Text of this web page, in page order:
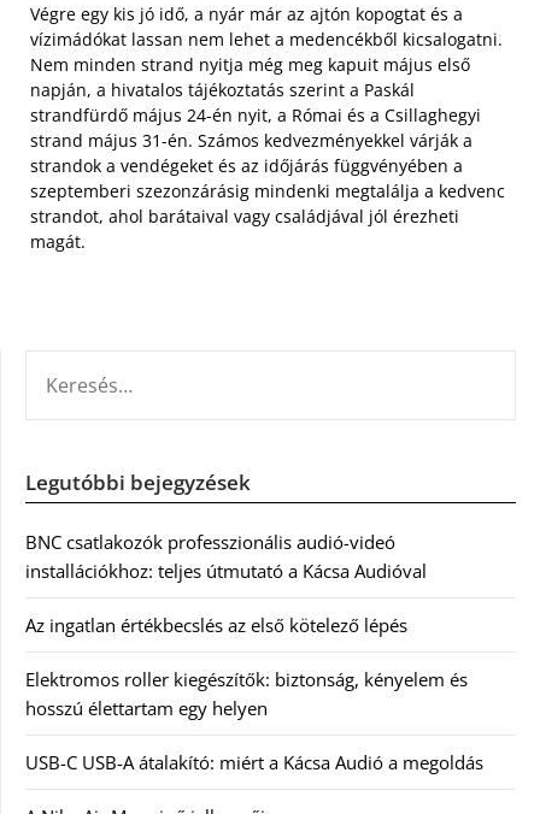
Végre egy kis jó idő, a nyár már az ajtón kopogtat és a
vízimádókat lassan nem lehet a medencékből kicsalogatni.
Nem minden strand nyitja még meg kapuit május első
napján, a hivatalos tájékoztatás szerint a Paskál
strandfürdő május 24-én nyit, a Római és a Csillaghegyi
strand május 31-én. Számos kedvezményekkel várják a
strandok a vendégeket és az időjárás függvényében a
szeptemberi szezonzárásig mindenki megtalálja a kedvenc
strandot, ahol barátaival vagy családjával jól érezheti
magát.
Legutóbbi bejegyzések
BNC csatlakozók professzionális audió-videó
installációkhoz: teljes útmutató a Kácsa Audióval
Az ingatlan értékbecslés az első kötelező lépés
Elektromos roller kiegészítők: biztonság, kényelem és
hosszú élettartam egy helyen
USB-C USB-A átalakító: miért a Kácsa Audió a megoldás